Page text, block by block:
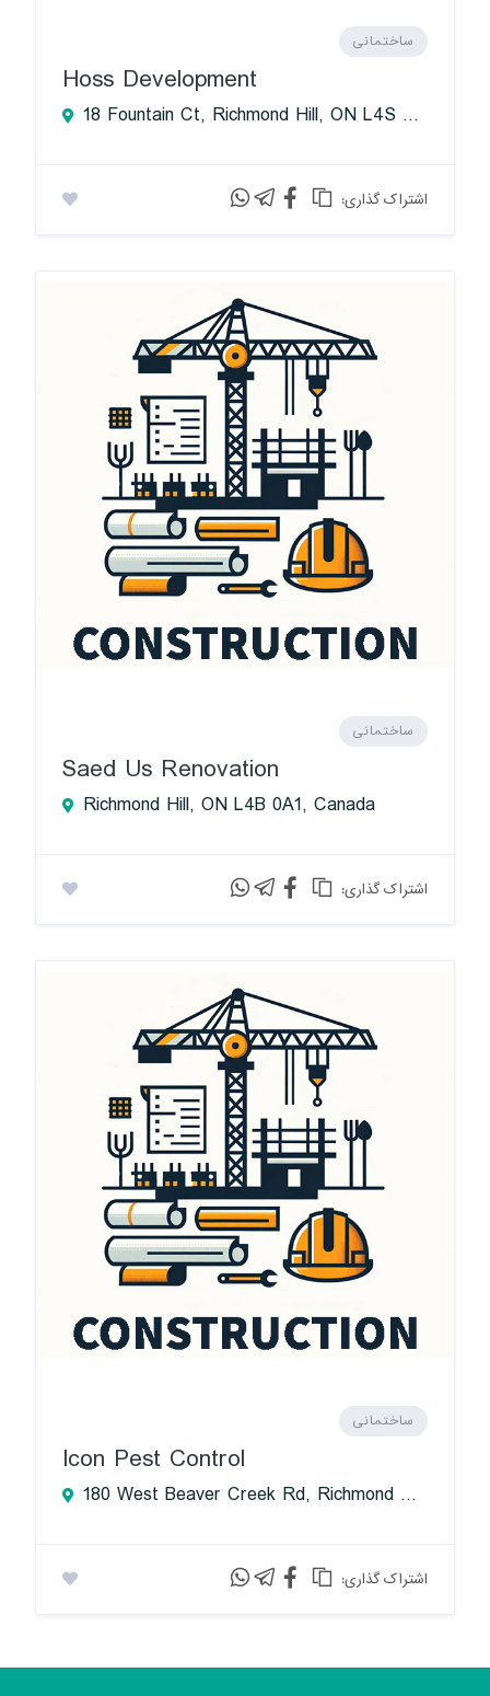
ساختمانی
Hoss Development
18 Fountain Ct, Richmond Hill, ON L4S 2K4, Canada
:اشتراک گذاری
ساختمانی
Saed Us Renovation
Richmond Hill, ON L4B 0A1, Canada
:اشتراک گذاری
ساختمانی
Icon Pest Control
180 West Beaver Creek Rd, Richmond Hill, ON L4B 1L1, Canada
:اشتراک گذاری